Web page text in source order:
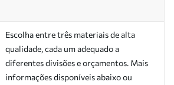
Escolha entre três materiais de alta
qualidade, cada um adequado a
diferentes divisões e orçamentos. Mais
informações disponíveis abaixo ou